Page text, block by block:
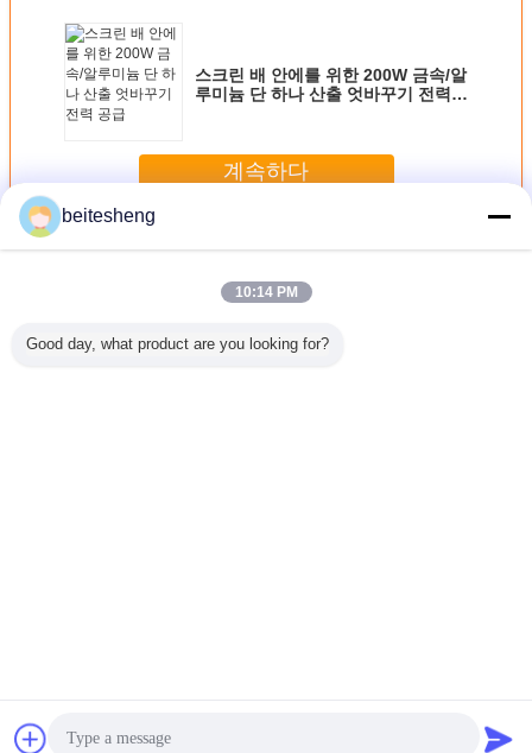
스크린 배 안에를 위한 200W 금속/알
루미늄 단 하나 산출 엇바꾸기 전력
계속하다
더 많은 것
문자 보내
beitesheng
10:14 PM
Good day, what product are you looking for?